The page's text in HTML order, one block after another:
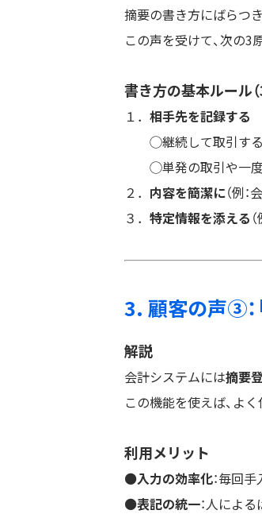
摘要の書き方にばらつ
この声を受けて、次の3
書き方の基本ルール（
１． 相手先を記録する
◯継続して取引する
◯単発の取引や一度
２． 内容を簡潔に（例
３． 特定情報を添える
3. 顧客の声③：
解説
会計システムには摘要
この機能を使えば、よ
利用メリット
⚫️入力の効率化：毎回
⚫️表記の統一：人によ